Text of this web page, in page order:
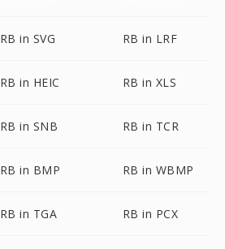
RB in SVG RB in LRF
RB in HEIC RB in XLS
RB in SNB RB in TCR
RB in BMP RB in WBMP
RB in TGA RB in PCX